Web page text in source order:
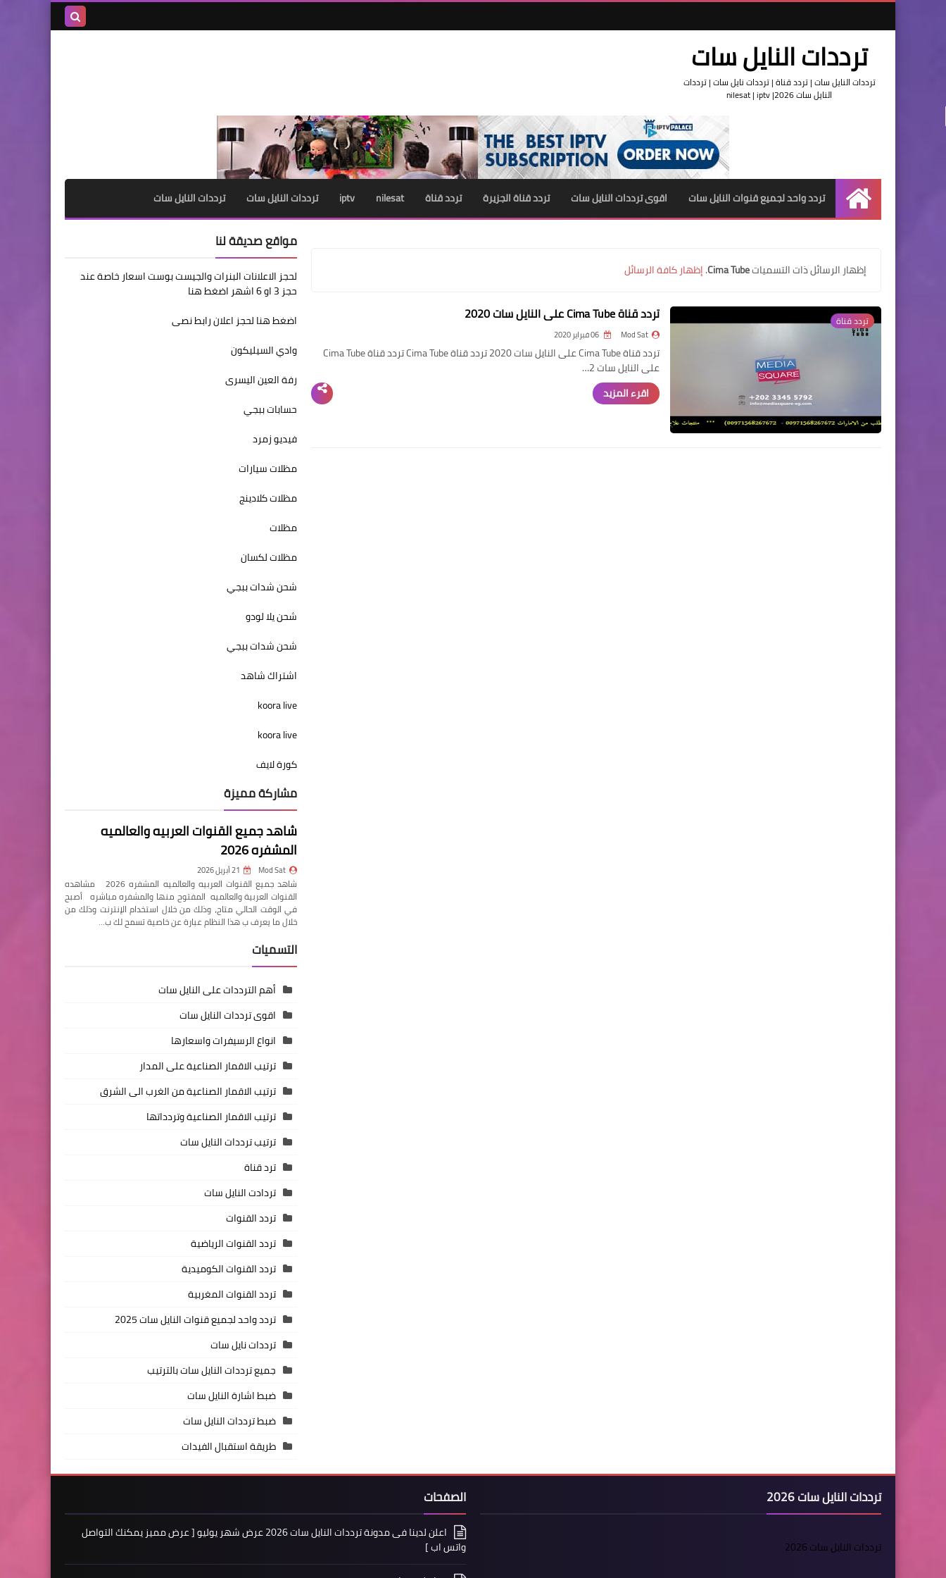
ترددات النايل سات
ترددات النايل سات | تردد قناة | ترددات نايل سات | ترددات
النايل سات 2026| nilesat | iptv
الرئيسية
تردد واحد لجميع قنوات النايل سات اقوى ترددات النايل سات تردد قناة الجزيرة تردد قناة nilesat
iptv ترددات النايل سات ترددات النايل سات
‏إظهار الرسائل ذات التسمياتCima Tube
.إظهار كافة الرسائل
تردد قناة تردد قناة Cima Tube على النايل سات 2020
Mod Sat
تردد قناة Cima Tube على النايل سات 2020 تردد قناة Cima Tube تردد قناة Cima Tube
على النايل سات 2…
اقرء المزيد
مواقع صديقة لنا
لحجز الاعلانات البنرات والجيست بوست اسعار خاصة عند
حجز 3 او 6 اشهر اضغط هنا
اضغط هنا لحجز اعلان رابط نصى
وادي السيليكون
رفة العين اليسرى
حسابات ببجي
فيديو زمرد
مظلات سيارات
مظلات كلادينج
مظلات
مظلات لكسان
شحن شدات ببجي
شحن يلا لودو
شحن شدات ببجي
اشتراك شاهد
koora live
koora live
كورة لايف
مشاركة مميزة
شاهد جميع القنوات العربيه والعالميه
المشفره 2026
Mod Sat 21 أبريل 2026
شاهد جميع القنوات العربيه والعالميه المشفره 2026 مشاهده
القنوات العربية والعالميه المفتوح منها والمشفره مباشره أصبح
في الوقت الحالي متاح، وذلك من خلال استخدام الإنترنت وذلك من
خلال ما يعرف ب هذا النظام عبارة عن خاصية تسمح لك ب…
التسميات
أهم الترددات على النايل سات
اقوى ترددات النايل سات
انواع الرسيفرات واسعارها
ترتيب الاقمار الصناعية على المدار
ترتيب الاقمار الصناعية من الغرب الى الشرق
ترتيب الاقمار الصناعية وتردداتها
ترتيب ترددات النايل سات
ترد قناة
تردادت النايل سات
تردد القنوات
تردد القنوات الرياضية
تردد القنوات الكوميدية
تردد القنوات المغربية
تردد واحد لجميع قنوات النايل سات 2025
ترددات نايل سات
جميع ترددات النايل سات بالترتيب
ضبط اشارة النايل سات
ضبط ترددات النايل سات
طريقة استقبال الفيدات
ترددات النايل سات 2026
ترددات النايل سات 2026
الصفحات
اعلن لدينا فى مدونة ترددات النايل سات 2026 عرض شهر يوليو [ عرض مميز يمكنك التواصل
واتس اب ]